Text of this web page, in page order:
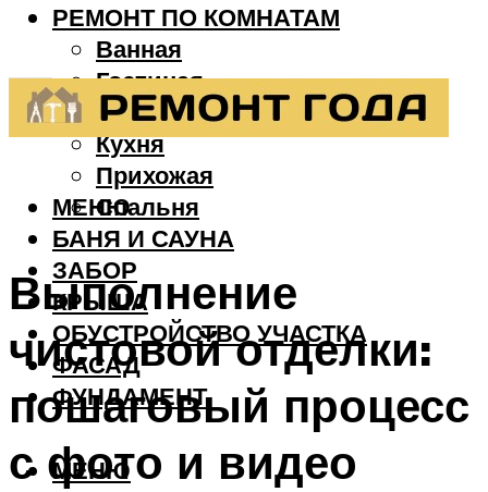
РЕМОНТ ПО КОМНАТАМ
Ванная
Гостиная
Детская
Кухня
Прихожая
Спальня
БАНЯ И САУНА
ЗАБОР
КРЫША
ОБУСТРОЙСТВО УЧАСТКА
ФАСАД
ФУНДАМЕНТ
МЕНЮ
МЕНЮ
Выполнение
чистовой отделки:
пошаговый процесс
с фото и видео